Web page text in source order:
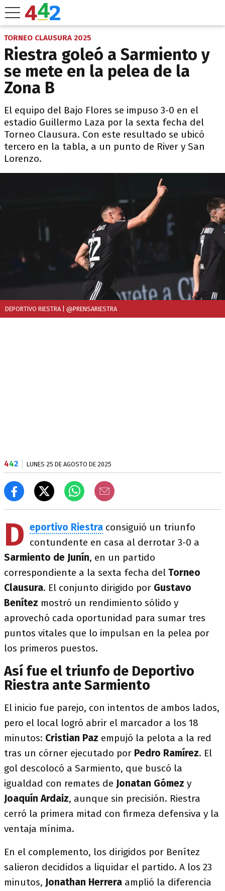
TORNEO CLAUSURA 2025
Riestra goleó a Sarmiento y
se mete en la pelea de la
Zona B
El equipo del Bajo Flores se impuso 3-0 en el
estadio Guillermo Laza por la sexta fecha del
Torneo Clausura. Con este resultado se ubicó
tercero en la tabla, a un punto de River y San
Lorenzo.
DEPORTIVO RIESTRA | @PRENSARIESTRA
442 LUNES 25 DE AGOSTO DE 2025
D eportivo Riestra consiguió un triunfo
contundente en casa al derrotar 3-0 a
Sarmiento de Junín, en un partido
correspondiente a la sexta fecha del Torneo
Clausura. El conjunto dirigido por Gustavo
Benítez mostró un rendimiento sólido y
aprovechó cada oportunidad para sumar tres
puntos vitales que lo impulsan en la pelea por
los primeros puestos.
Así fue el triunfo de Deportivo
Riestra ante Sarmiento
El inicio fue parejo, con intentos de ambos lados,
pero el local logró abrir el marcador a los 18
minutos: Cristian Paz empujó la pelota a la red
tras un córner ejecutado por Pedro Ramírez. El
gol descolocó a Sarmiento, que buscó la
igualdad con remates de Jonatan Gómez y
Joaquín Ardaiz, aunque sin precisión. Riestra
cerró la primera mitad con firmeza defensiva y la
ventaja mínima.
En el complemento, los dirigidos por Benítez
salieron decididos a liquidar el partido. A los 23
minutos, Jonathan Herrera amplió la diferencia